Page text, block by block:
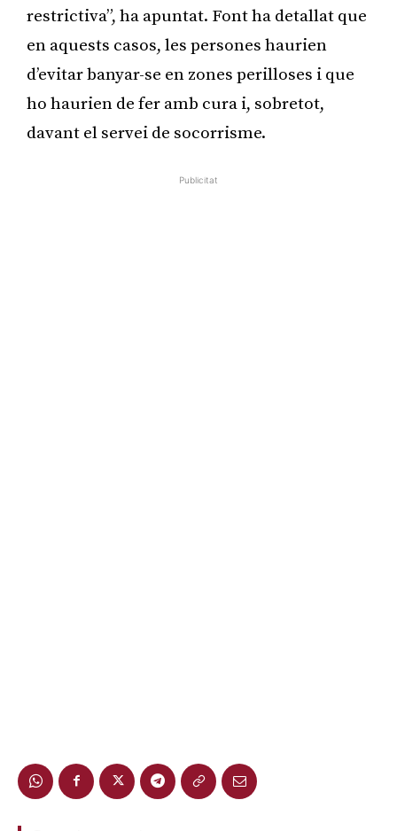
restrictiva”, ha apuntat. Font ha detallat que
en aquests casos, les persones haurien
d’evitar banyar-se en zones perilloses i que
ho haurien de fer amb cura i, sobretot,
davant el servei de socorrisme.
Publicitat